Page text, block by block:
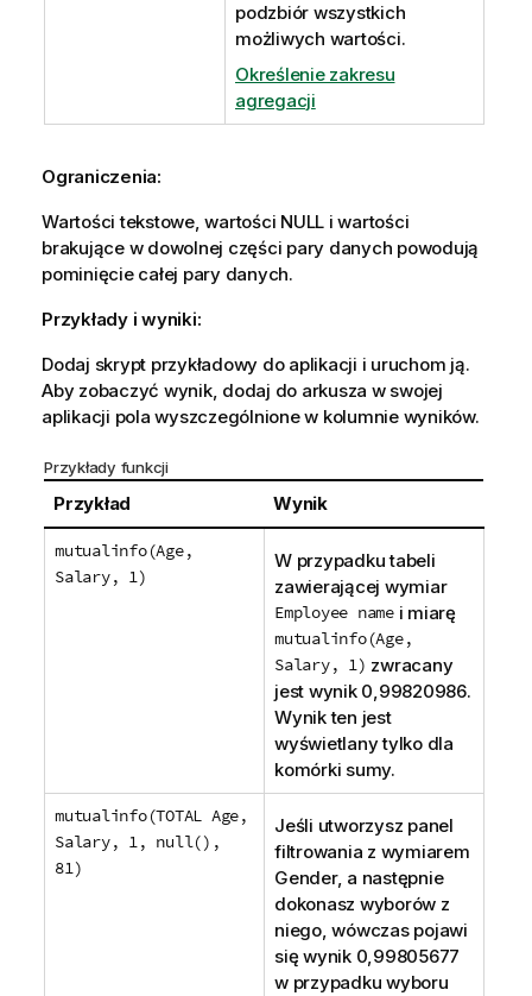
podzbiór wszystkich
możliwych wartości.
Określenie zakresu
agregacji
Ograniczenia:
Wartości tekstowe, wartości NULL i wartości
brakujące w dowolnej części pary danych powodują
pominięcie całej pary danych.
Przykłady i wyniki:
Dodaj skrypt przykładowy do aplikacji i uruchom ją.
Aby zobaczyć wynik, dodaj do arkusza w swojej
aplikacji pola wyszczególnione w kolumnie wyników.
Przykłady funkcji
Przykład Wynik
mutualinfo(Age,
Salary, 1)
W przypadku tabeli
zawierającej wymiar
Employee namei miarę
mutualinfo(Age,
Salary, 1) zwracany
jest wynik 0,99820986.
Wynik ten jest
wyświetlany tylko dla
komórki sumy.
mutualinfo(TOTAL Age,
Salary, 1, null(),
81)
Jeśli utworzysz panel
filtrowania z wymiarem
Gender, a następnie
dokonasz wyborów z
niego, wówczas pojawi
się wynik 0,99805677
w przypadku wyboru